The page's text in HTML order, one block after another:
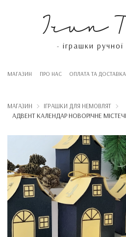
Irun
- іграшки
МАГАЗИН ПРО НАС OПЛАТА ТА ДОСТАВКА
МАГАЗИН ІГРАШКИ ДЛЯ НЕМОВЛЯТ
АДВЕНТ КАЛЕНДАР НОВОРІЧНЕ